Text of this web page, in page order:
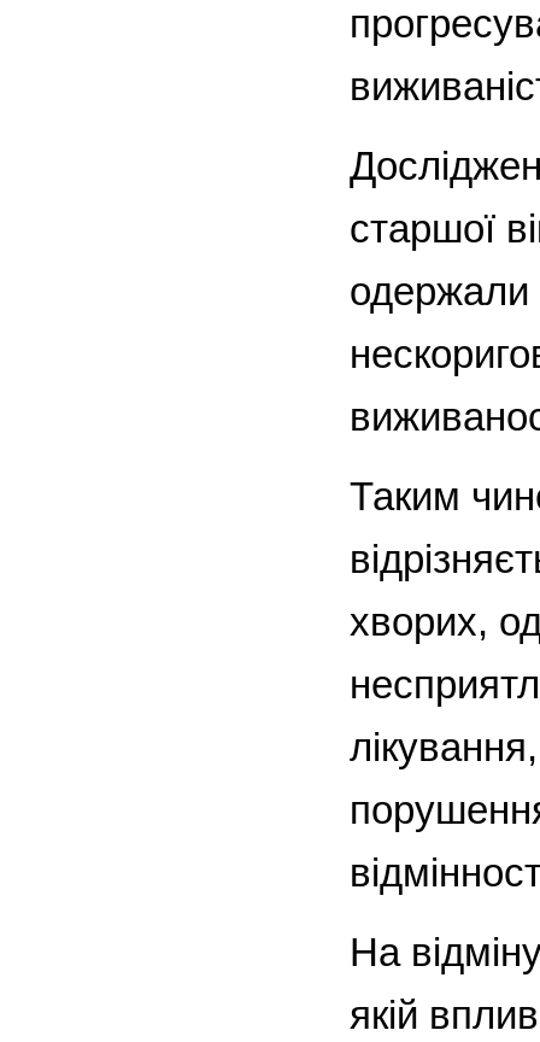
старшої
одержали
Таким
хворих,
На
якій